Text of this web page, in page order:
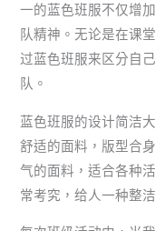
一的蓝色班服不仅增
队精神。无论是在课
过蓝色班服来区分自
队。
蓝色班服的设计简洁
舒适的面料，版型合
气的面料，适合各种
常考究，给人一种整